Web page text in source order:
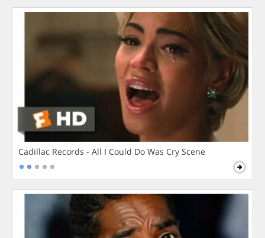
Cadillac Records - All I Could Do Was Cry Scene